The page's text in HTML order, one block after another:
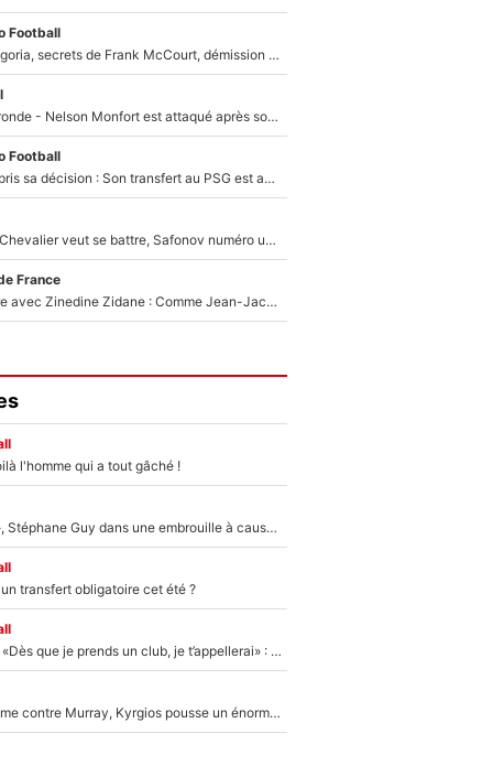
Football
Trahison de Longoria, secrets de Frank McCourt, démission de Roberto De Zerbi : Medhi Benatia se lâche sur son départ de l'OM et fait d'importantes révélations
Incendies en Gironde - Nelson Monfort est attaqué après son dérapage sur CNews : «Et lui, il prend combien pour parler dans un studio climatisé?»
Football
Ferran Torres a pris sa décision : Son transfert au PSG est annoncé en Espagne !
Suzuki recruté, Chevalier veut se battre, Safonov numéro un… Le PSG se lance encore dans un gros chantier pour le poste de gardien de but
France
Un documentaire avec Zinedine Zidane : Comme Jean-Jacques Goldman et Mylène Farmer, le nouveau sélectionneur de l'équipe de France a recalé une journaliste très connue
l'homme qui a tout gâché !
«Détester à vie», Stéphane Guy dans une embrouille à cause du PSG !
transfert obligatoire cet été ?
Mercato - OM - «Dès que je prends un club, je t’appellerai» : La promesse de Marcelino au moment de claquer la porte
Victime de racisme contre Murray, Kyrgios pousse un énorme coup de gueule !